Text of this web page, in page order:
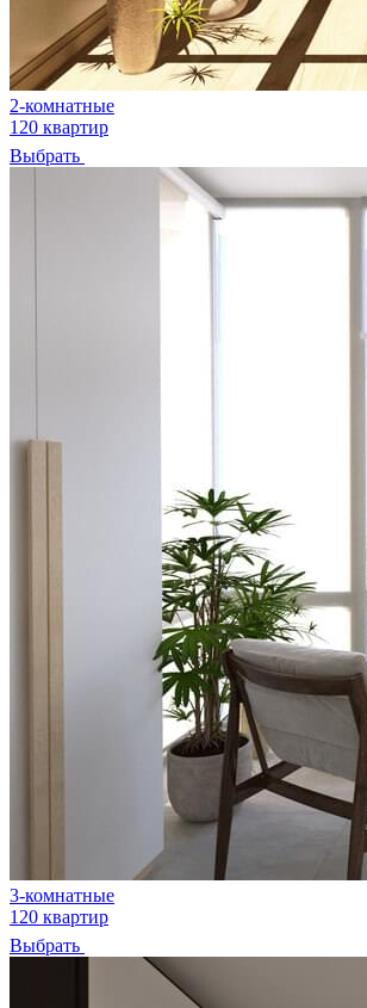
2-комнатные
120 квартир
Выбрать
3-комнатные
120 квартир
Выбрать